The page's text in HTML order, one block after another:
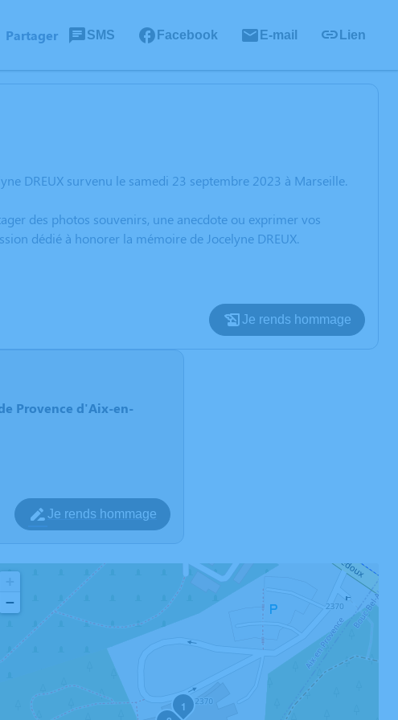
Partager SMS Facebook E-mail Lien
DREUX survenu le samedi 23 septembre 2023 à Marseille.
des photos souvenirs, une anecdote ou exprimer vos
dédié à honorer la mémoire de Jocelyne DREUX.
Je rends hommage
Provence d'Aix-en-
Je rends hommage
1
−